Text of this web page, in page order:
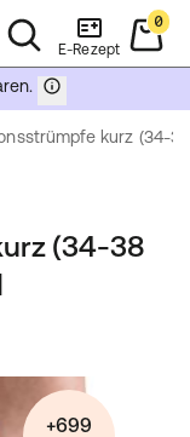
E-Rezept
0
kurz (34-
(34-38
+699